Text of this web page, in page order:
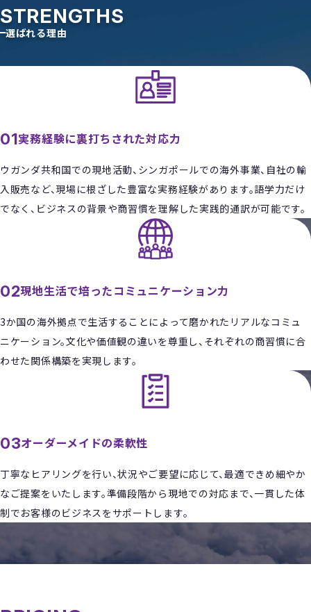
STRENGTHS
選ばれる理由
01実務経験に裏打ちされた対応力
ウガンダ共和国での現地活動、シンガポールでの海外事業、自社の輸
入販売など、現場に根ざした豊富な実務経験があります。語学力だけ
でなく、ビジネスの背景や商習慣を理解した実践的通訳が可能です。
02現地生活で培ったコミュニケーション力
3か国の海外拠点で生活することによって磨かれたリアルなコミュ
ニケーション。文化や価値観の違いを尊重し、それぞれの商習慣に合
わせた関係構築を実現します。
03オーダーメイドの柔軟性
丁寧なヒアリングを行い、状況やご要望に応じて、最適できめ細やか
なご提案をいたします。準備段階から現地での対応まで、一貫した体
制でお客様のビジネスをサポートします。